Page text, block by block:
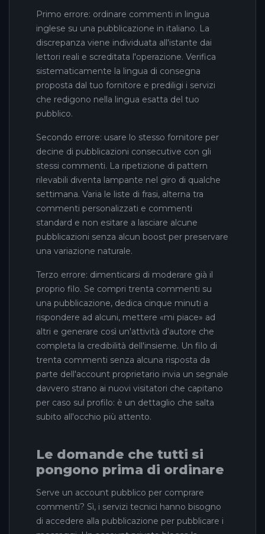
Primo errore: ordinare commenti in lingua
inglese su una pubblicazione in italiano. La
discrepanza viene individuata all'istante dai
lettori reali e screditata l'operazione. Verifica
sistematicamente la lingua di consegna
proposta dal tuo fornitore e prediligi i servizi
che redigono nella lingua esatta del tuo
pubblico.
Secondo errore: usare lo stesso fornitore per
decine di pubblicazioni consecutive con gli
stessi commenti. La ripetizione di pattern
rilevabili diventa lampante nel giro di qualche
settimana. Varia le liste di frasi, alterna tra
commenti personalizzati e commenti
standard e non esitare a lasciare alcune
pubblicazioni senza alcun boost per preservare
una variazione naturale.
Terzo errore: dimenticarsi di moderare già il
proprio filo. Se compri trenta commenti su
una pubblicazione, dedica cinque minuti a
rispondere ad alcuni, mettere «mi piace» ad
altri e generare così un'attività d'autore che
completa la credibilità dell'insieme. Un filo di
trenta commenti senza alcuna risposta da
parte dell'account proprietario invia un segnale
davvero strano ai nuovi visitatori che capitano
per caso sul profilo: è un dettaglio che salta
subito all'occhio più attento.
Le domande che tutti si
pongono prima di ordinare
Serve un account pubblico per comprare
commenti? Sì, i servizi tecnici hanno bisogno
di accedere alla pubblicazione per pubblicare i